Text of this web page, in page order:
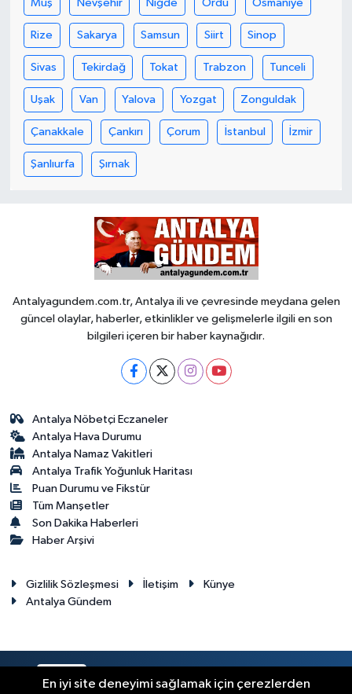
Muş Nevşehir Niğde Ordu Osmaniye
Rize Sakarya Samsun Siirt Sinop
Sivas Tekirdağ Tokat Trabzon Tunceli
Uşak Van Yalova Yozgat Zonguldak
Çanakkale Çankırı Çorum İstanbul İzmir
Şanlıurfa Şırnak
Antalyagundem.com.tr, Antalya ili ve çevresinde meydana gelen
güncel olaylar, haberler, etkinlikler ve gelişmelerle ilgili en son
bilgileri içeren bir haber kaynağıdır.
Antalya Nöbetçi Eczaneler
Antalya Hava Durumu
Antalya Namaz Vakitleri
Antalya Trafik Yoğunluk Haritası
Puan Durumu ve Fikstür
Tüm Manşetler
Son Dakika Haberleri
Haber Arşivi
Gizlilik Sözleşmesi İletişim
Künye
Antalya Gündem
En iyi site deneyimi sağlamak için çerezlerden